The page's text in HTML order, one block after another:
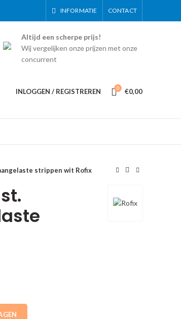
INFORMATIE CONTACT
Altijd een scherpe prijs!
Wij vergelijken onze prijzen met onze
concurrent
INLOGGEN / REGISTREREN 0 €0,00
strippen wit Rofix
wit Rofix aantal